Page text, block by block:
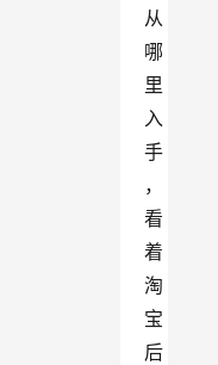
从
哪
里
入
手
，
看
着
淘
宝
后